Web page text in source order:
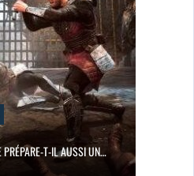
PRÉPARE-T-IL AUSSI UN…